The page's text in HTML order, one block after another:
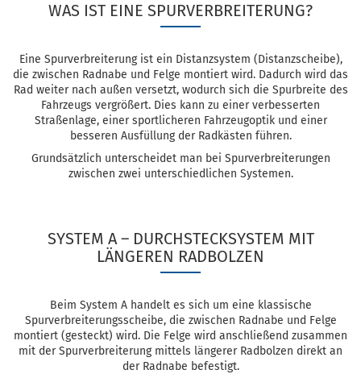
WAS IST EINE SPURVERBREITERUNG?
Eine Spurverbreiterung ist ein Distanzsystem (Distanzscheibe),
die zwischen Radnabe und Felge montiert wird. Dadurch wird das
Rad weiter nach außen versetzt, wodurch sich die Spurbreite des
Fahrzeugs vergrößert. Dies kann zu einer verbesserten
Straßenlage, einer sportlicheren Fahrzeugoptik und einer
besseren Ausfüllung der Radkästen führen.
Grundsätzlich unterscheidet man bei Spurverbreiterungen
zwischen zwei unterschiedlichen Systemen.
SYSTEM A – DURCHSTECKSYSTEM MIT
LÄNGEREN RADBOLZEN
Beim System A handelt es sich um eine klassische
Spurverbreiterungsscheibe, die zwischen Radnabe und Felge
montiert (gesteckt) wird. Die Felge wird anschließend zusammen
mit der Spurverbreiterung mittels längerer Radbolzen direkt an
der Radnabe befestigt.